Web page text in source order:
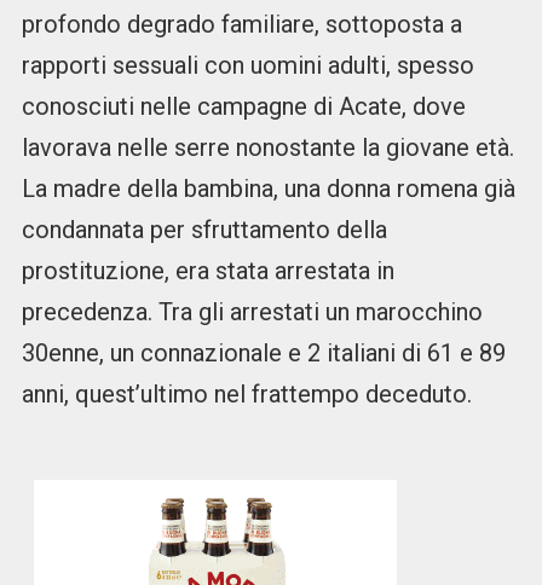
profondo degrado familiare, sottoposta a
rapporti sessuali con uomini adulti, spesso
conosciuti nelle campagne di Acate, dove
lavorava nelle serre nonostante la giovane età.
La madre della bambina, una donna romena già
condannata per sfruttamento della
prostituzione, era stata arrestata in
precedenza. Tra gli arrestati un marocchino
30enne, un connazionale e 2 italiani di 61 e 89
anni, quest’ultimo nel frattempo deceduto.